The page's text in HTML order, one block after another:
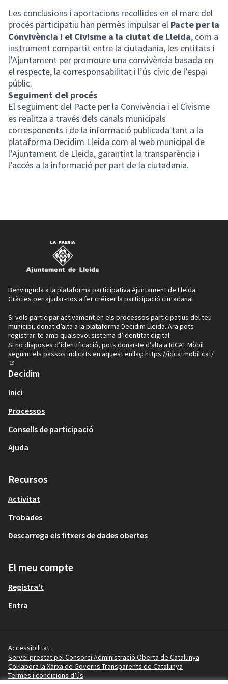
Les conclusions i aportacions recollides en el marc del
procés participatiu han permès impulsar el Pacte per la
Convivència i el Civisme a la ciutat de Lleida, com a
instrument compartit entre la ciutadania, les entitats i
l’Ajuntament per promoure una convivència basada en
el respecte, la corresponsabilitat i l’ús cívic de l’espai
públic.
Seguiment del procés
El seguiment del Pacte per la Convivència i el Civisme
es realitza a través dels canals municipals
corresponents i de la informació publicada tant a la
plataforma Decidim Lleida com al web municipal de
l’Ajuntament de Lleida, garantint la transparència i
l’accés a la informació per part de la ciutadania.
Benvinguda a la plataforma participativa Ajuntament de Lleida.
Gràcies per ajudar-nos a fer créixer la participació ciutadana!
Si vols participar activament en els processos participatius del teu
municipi, donat d’alta a la plataforma Decidim Lleida. Ara pots
registrar-te amb qualsevol sistema d’identitat digital.
Si no disposes d’identificació, pots donar-te d’alta a IdCAT Mòbil
seguint els passos indicats en aquest enllaç: https://idcatmobil.cat/
(Enllaç extern)
Decidim
Inici
Processos
Consells de participació
Ajuda
Recursos
Activitat
Trobades
Descarrega els fitxers de dades obertes
El meu compte
Registra't
Entra
Accessibilitat
Servei prestat pel Consorci Administració Oberta de Catalunya
Col·labora la Xarxa de Governs Transparents de Catalunya
Termes i condicions d’ús